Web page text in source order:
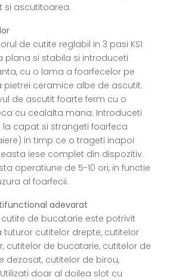
si ascutitoarea.
de cutite reglabil in 3 pasi KS1
plana si stabila si introduceti
cu o lama a foarfecelor pe
pietrei ceramice albe de ascutit.
de ascutit foarte ferm cu o
cu cealalta mana. Introduceti
capat si strangeti foarfeca
in timp ce o trageti inapoi
iese complet din dispozitiv.
operatiune de 5-10 ori, in functie
al foarfecii.
adevarat
de bucatarie este potrivit
tuturor cutitelor drepte, cutitelor
cutitelor de bucatarie, cutitelor de
dezosat, cutitelor de birou,
doar al doilea slot cu